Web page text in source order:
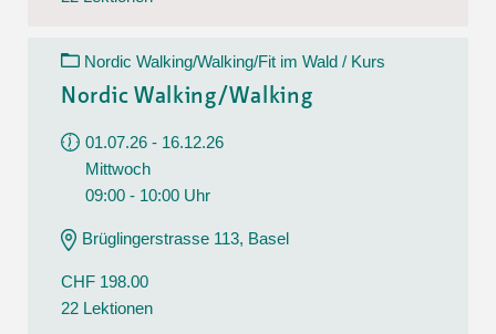
Nordic Walking/Walking/Fit im Wald / Kurs
Nordic Walking/Walking
01.07.26 - 16.12.26
Mittwoch
09:00 - 10:00 Uhr
Brüglingerstrasse 113, Basel
CHF 198.00
22 Lektionen